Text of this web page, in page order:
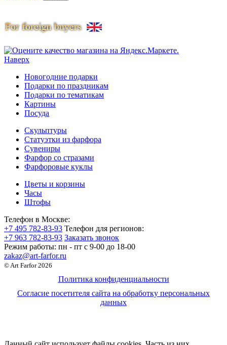
Наверх
Новогодние подарки
Подарки по праздникам
Подарки по тематикам
Картины
Посуда
Скульптуры
Статуэтки из фарфора
Сувениры
Фарфор со стразами
Фарфоровые куклы
Цветы и корзины
Часы
Штофы
Телефон в Москве:
+7 495 782-83-93 Телефон для регионов:
+7 963 782-83-93 Заказать звонок
Режим работы: пн - пт c 9-00 до 18-00
zakaz@art-farfor.ru
© Art Farfor 2026
Политика конфиденциальности
Согласие посетителя сайта на обработку персональных
данных